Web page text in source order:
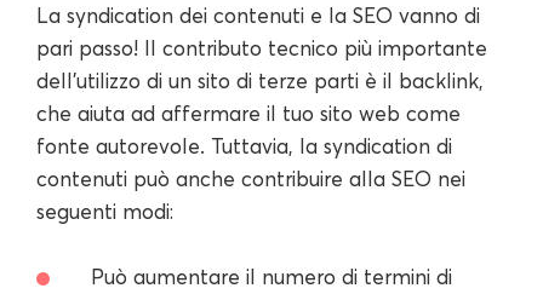
La syndication dei contenuti e la SEO vanno di
pari passo! Il contributo tecnico più importante
dell'utilizzo di un sito di terze parti è il backlink,
che aiuta ad affermare il tuo sito web come
fonte autorevole. Tuttavia, la syndication di
contenuti può anche contribuire alla SEO nei
seguenti modi:
Può aumentare il numero di termini di